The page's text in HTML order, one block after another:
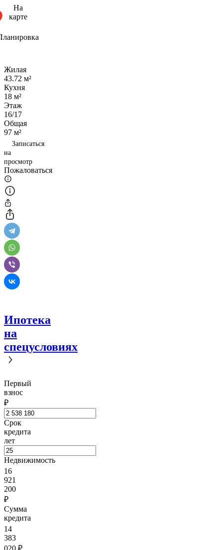
На
карте
Жилая
43.72 м²
Кухня
18 м²
Этаж
16/17
Общая
97 м²
Записаться
на
просмотр
Пожаловаться
Ипотека
на
спецусловиях
Первый
взнос
₽
Срок
кредита
лет
Недвижимость
16
921
200
₽
Сумма
кредита
14
383
020 ₽